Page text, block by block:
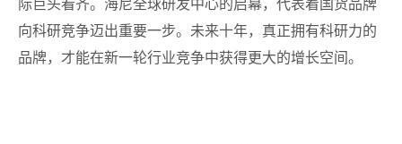
向科研竞争迈出重要一步。未来十年，真正拥有科研力的
品牌，才能在新一轮行业竞争中获得更大的增长空间。